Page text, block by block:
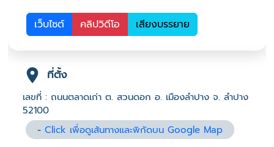
เว็บไซต์ คลิปวิดีโอ เสียงบรรยาย
ที่ตั้ง
เลขที่ : ถนนตลาดเก่า ต. สวนดอก อ. เมืองลำปาง จ. ลำปาง
52100
-Click เพื่อดูเส้นทางและพิกัดบน Google Map